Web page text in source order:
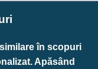
în scopuri
Apăsând